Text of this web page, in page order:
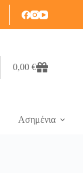
0,00 €
Ασημένια